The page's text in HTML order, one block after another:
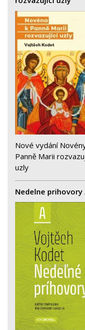
Nové vydání
Panně Marii
uzly
Nedelne prihovory